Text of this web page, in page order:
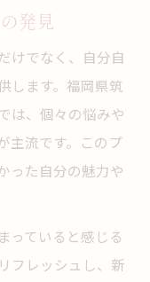
発見
けでなく、自分自
します。福岡県筑
は、個々の悩みや
主流です。このプ
った自分の魅力や
っていると感じる
フレッシュし、新